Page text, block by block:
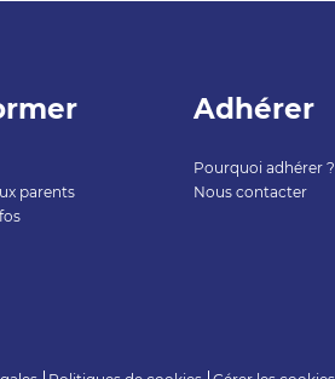
parents
Adhérer
Pourquoi adhérer ?
Nous contacter